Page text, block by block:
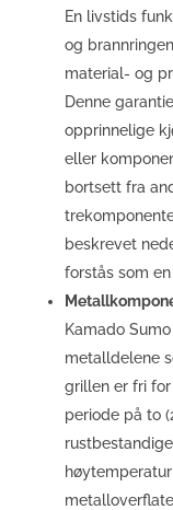
En livstids
og brannringen
material- og
Denne
opprinnelige
eller
bortsett fra
beskrevet
forstås som
Kamado
metalldelene
grillen er fri
periode på to